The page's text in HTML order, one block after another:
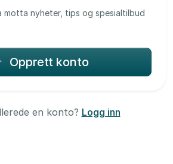
motta nyheter, tips og spesialtilbud
Opprett konto
en konto? Logg inn